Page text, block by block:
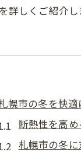
詳しくご紹介
幌市の冬を快
断熱性を高
札幌市の冬